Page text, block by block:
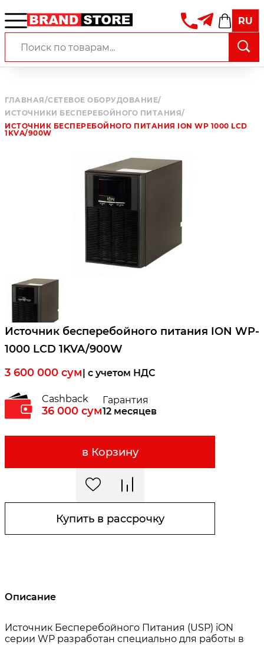
RU
ГЛАВНАЯ/СЕТЕВОЕ ОБОРУДОВАНИЕ/
ИСТОЧНИКИ БЕСПЕРЕБОЙНОГО ПИТАНИЯ/
ИСТОЧНИК БЕСПЕРЕБОЙНОГО ПИТАНИЯ ION WP 1000 LCD
1KVA/900W
Источник бесперебойного питания ION WP-
1000 LCD 1KVA/900W
3 600 000 сум| c учетом НДС
Cashback
36 000 сум
Гарантия
12 месяцев
в Корзину
Купить в рассрочку
Описание